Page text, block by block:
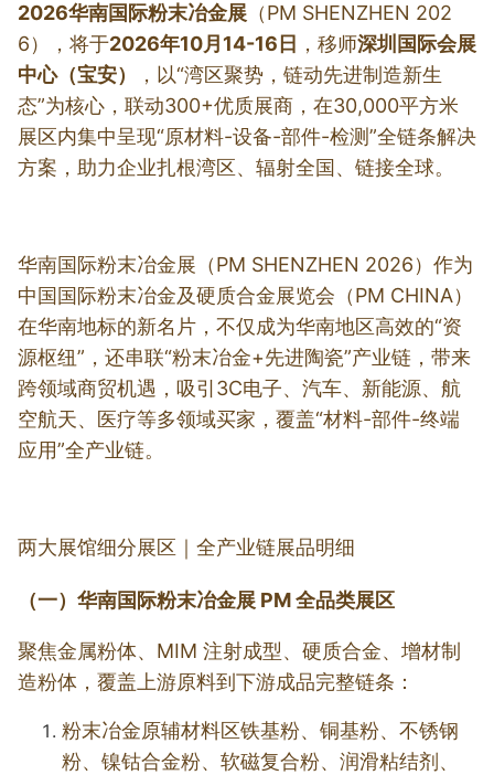
2026华南国际粉末冶金展 （PM SHENZHEN 202
6），将于2026年10月14-16日 ，移师深圳国际会展
中心（宝安）
，以“湾区聚势，链动先进制造新生
态”为核心，联动300+优质展商，在30,000平方米
展区内集中呈现“原材料-设备-部件-检测”全链条解决
方案，助力企业扎根湾区、辐射全国、链接全球。
华南国际粉末冶金展（PM SHENZHEN 2026）作为
中国国际粉末冶金及硬质合金展览会（PM CHINA）
在华南地标的新名片，不仅成为华南地区高效的“资
源枢纽”，还串联“粉末冶金+先进陶瓷”产业链，带来
跨领域商贸机遇，吸引3C电子、汽车、新能源、航
空航天、医疗等多领域买家，覆盖“材料-部件-终端
应用”全产业链。
两大展馆细分展区｜全产业链展品明细
（一）华南国际粉末冶金展 PM 全品类展区
聚焦金属粉体、 MIM 注射成型、硬质合金、增材制
造粉体，覆盖上游原料到下游成品完整链条：
粉末冶金原辅材料区铁基粉、铜基粉、不锈钢
粉、镍钴合金粉、软磁复合粉、润滑粘结剂、